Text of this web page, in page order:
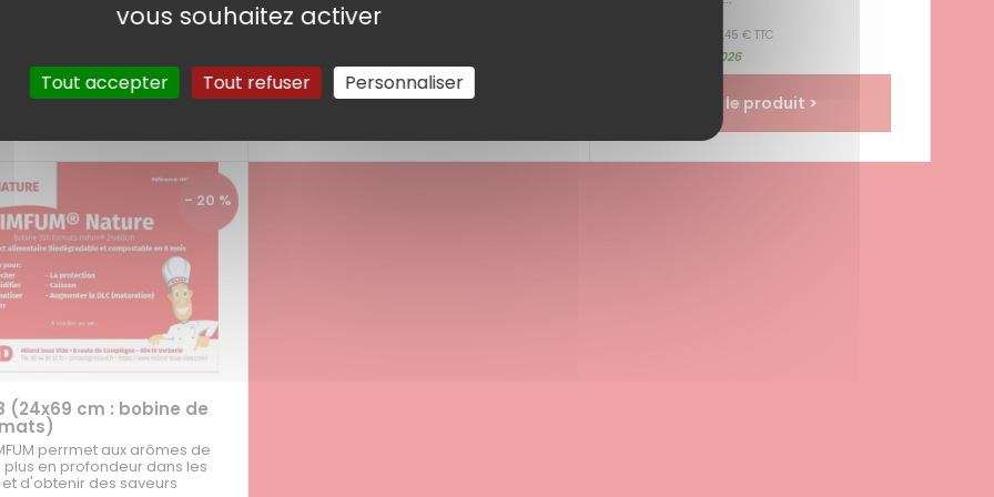
la DLC des viandes
voir le produit > voir le produit >
| 12,45 € TTC
jusqu'au 31/08/2026
voir le produit >
- 20 %
(24x69 cm : bobine de
perrmet aux arômes de
en profondeur dans les
d'obtenir des saveurs
vous souhaitez activer
Tout accepter Tout refuser Personnaliser